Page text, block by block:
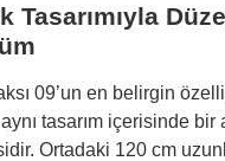
Tasarımıyla
09’un en belirgin
tasarım içerisinde bir
Ortadaki 120 cm